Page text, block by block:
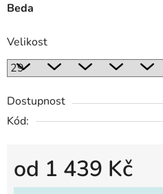
Beda
Velikost
Dostupnost
Kód:
od 1 439 Kč
Měrná cena: